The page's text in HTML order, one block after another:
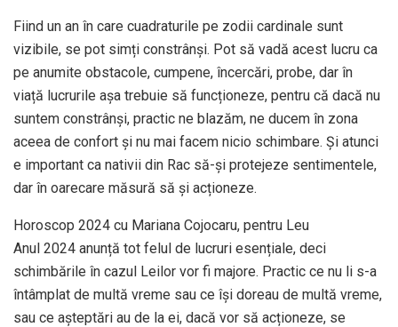
Fiind un an în care cuadraturile pe zodii cardinale sunt
vizibile, se pot simți constrânși. Pot să vadă acest lucru ca
pe anumite obstacole, cumpene, încercări, probe, dar în
viață lucrurile așa trebuie să funcționeze, pentru că dacă nu
suntem constrânși, practic ne blazăm, ne ducem în zona
aceea de confort și nu mai facem nicio schimbare. Și atunci
e important ca nativii din Rac să-și protejeze sentimentele,
dar în oarecare măsură să și acționeze.
Horoscop 2024 cu Mariana Cojocaru, pentru Leu
Anul 2024 anunță tot felul de lucruri esențiale, deci
schimbările în cazul Leilor vor fi majore. Practic ce nu li s-a
întâmplat de multă vreme sau ce își doreau de multă vreme,
sau ce așteptări au de la ei, dacă vor să acționeze, se